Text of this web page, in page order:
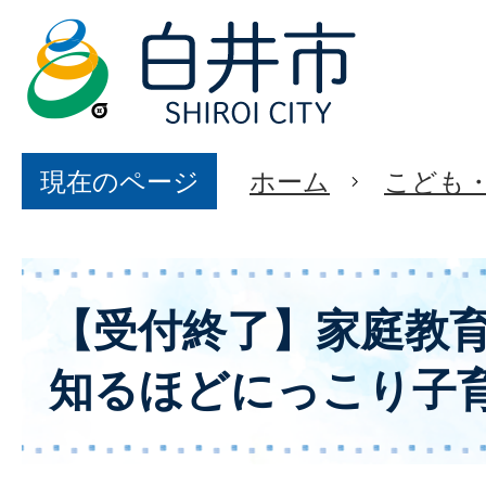
現在のページ ホーム こども
【受付終了】家庭教
知るほどにっこり子